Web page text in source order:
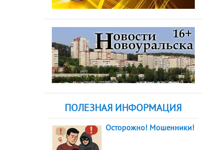
ПОЛЕЗНАЯ ИНФОРМАЦИЯ
Осторожно! Мошенники!